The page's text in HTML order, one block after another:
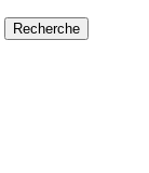
Recherche